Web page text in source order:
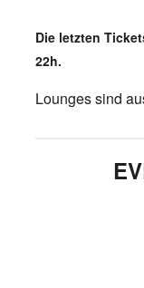
Die letzten
22h.
Lounges sind